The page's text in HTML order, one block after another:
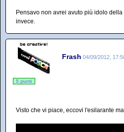
Pensavo non avrei avuto più idolo
invece.
Frash 04/09/2012,
5 punti
Visto che vi piace, eccovi l'esilarante